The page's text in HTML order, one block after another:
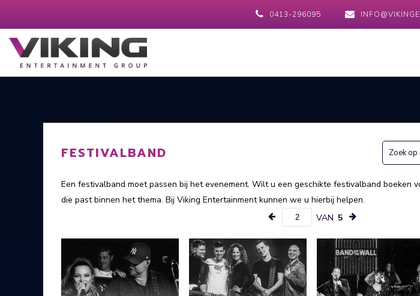
0413-296095
FESTIVALBAND
Een festivalband moet passen bij het evenement. Wilt u een geschikte festivalband boeken
die past binnen het thema. Bij Viking Entertainment kunnen we u hierbij helpen.
VAN 5